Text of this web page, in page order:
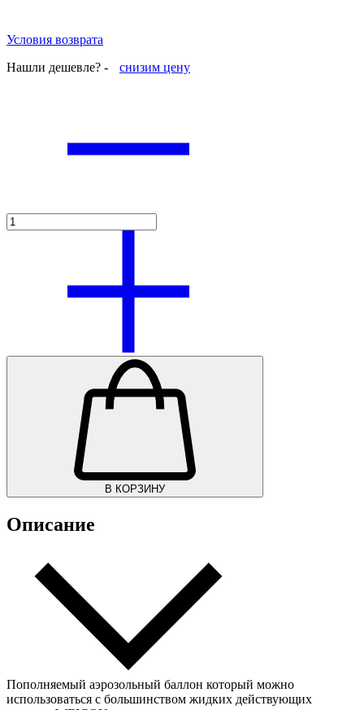
Условия возврата
Нашли дешевле? -
снизим цену
В КОРЗИНУ
Описание
Пополняемый аэрозольный баллон который можно
использоваться с большинством жидких действующих